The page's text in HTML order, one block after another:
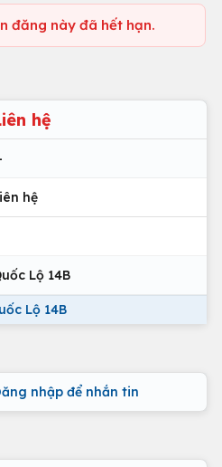
đăng này đã hết hạn.
hệ
hệ
Lộ 14B
Lộ 14B
nhập để nhắn tin